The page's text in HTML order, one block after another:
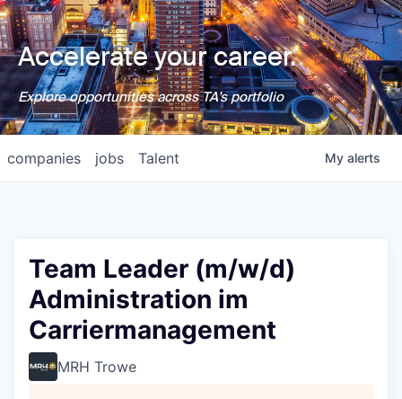
Accelerate your career.
Explore opportunities across TA's portfolio
jobs
companies Talent My alerts
Team Leader (m/w/d)
Administration im
Carriermanagement
MRH Trowe